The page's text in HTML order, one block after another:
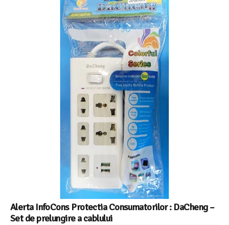
Alerta InfoCons Protectia Consumatorilor : DaCheng –
Set de prelungire a cablului